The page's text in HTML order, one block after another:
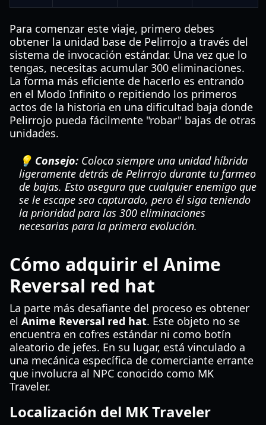
Para comenzar este viaje, primero debes
obtener la unidad base de Pelirrojo a través del
sistema de invocación estándar. Una vez que lo
tengas, necesitas acumular 300 eliminaciones.
La forma más eficiente de hacerlo es entrando
en el Modo Infinito o repitiendo los primeros
actos de la historia en una dificultad baja donde
Pelirrojo pueda fácilmente "robar" bajas de otras
unidades.
💡 Consejo: Coloca siempre una unidad híbrida
ligeramente detrás de Pelirrojo durante tu farmeo
de bajas. Esto asegura que cualquier enemigo que
se le escape sea capturado, pero él siga teniendo
la prioridad para las 300 eliminaciones
necesarias para la primera evolución.
Cómo adquirir el Anime
Reversal red hat
La parte más desafiante del proceso es obtener
el Anime Reversal red hat. Este objeto no se
encuentra en cofres estándar ni como botín
aleatorio de jefes. En su lugar, está vinculado a
una mecánica específica de comerciante errante
que involucra al NPC conocido como MK
Traveler.
Localización del MK Traveler